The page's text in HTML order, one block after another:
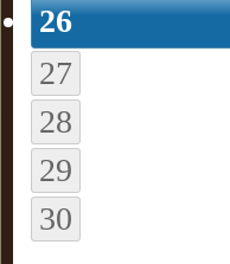
26
27
28
29
30